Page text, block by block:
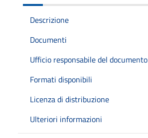
Descrizione
Documenti
Ufficio responsabile del documento
Formati disponibili
Licenza di distribuzione
Ulteriori informazioni